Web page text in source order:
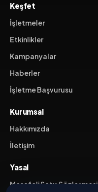
Keşfet
İşletmeler
Etkinlikler
Kampanyalar
Haberler
İşletme Başvurusu
Kurumsal
Hakkımızda
İletişim
Yasal
Mesafeli Satış Sözleşmesi